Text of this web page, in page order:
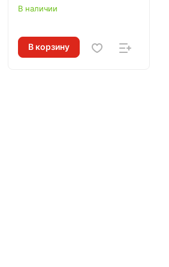
В наличии
В корзину